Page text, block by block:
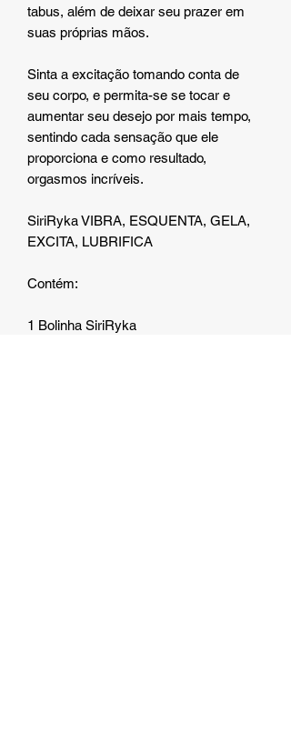
tabus, além de deixar seu prazer em
suas próprias mãos.
Sinta a excitação tomando conta de
seu corpo, e permita-se se tocar e
aumentar seu desejo por mais tempo,
sentindo cada sensação que ele
proporciona e como resultado,
orgasmos incríveis.
SiriRyka VIBRA, ESQUENTA, GELA,
EXCITA, LUBRIFICA
Contém:
1 Bolinha SiriRyka